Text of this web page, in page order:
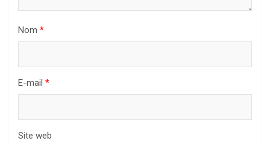
Nom *
E-mail *
Site web